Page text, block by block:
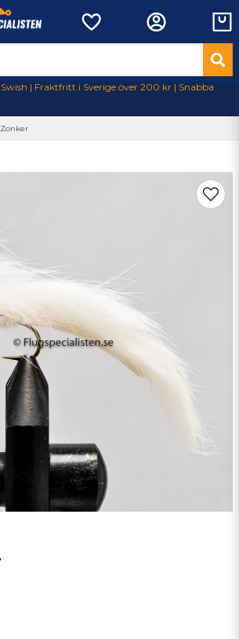
| Fraktfritt i Sverige över 200 kr | Snabba